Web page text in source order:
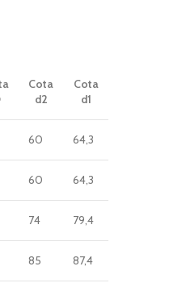
Cota
d2
Cota
d1
60 64,3
60 64,3
74 79,4
85 87,4